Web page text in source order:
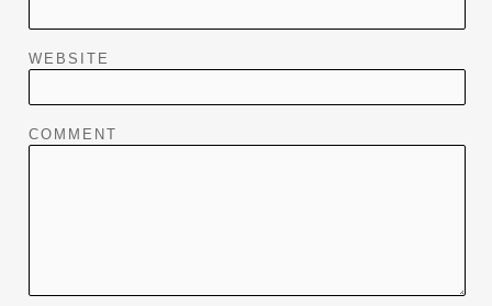
WEBSITE
COMMENT